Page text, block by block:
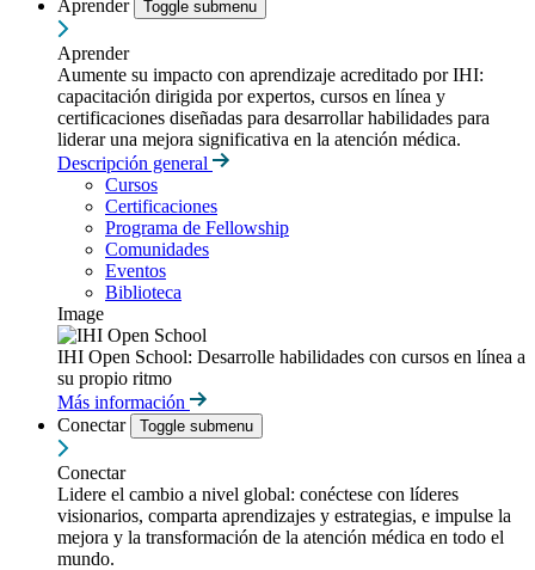
Aprender Toggle submenu
Aprender
Aumente su impacto con aprendizaje acreditado por IHI:
capacitación dirigida por expertos, cursos en línea y
certificaciones diseñadas para desarrollar habilidades para
liderar una mejora significativa en la atención médica.
Descripción general
Cursos
Certificaciones
Programa de Fellowship
Comunidades
Eventos
Biblioteca
Image
IHI Open School: Desarrolle habilidades con cursos en línea a
su propio ritmo
Más información
Conectar
Toggle submenu
Conectar
Lidere el cambio a nivel global: conéctese con líderes
visionarios, comparta aprendizajes y estrategias, e impulse la
mejora y la transformación de la atención médica en todo el
mundo.